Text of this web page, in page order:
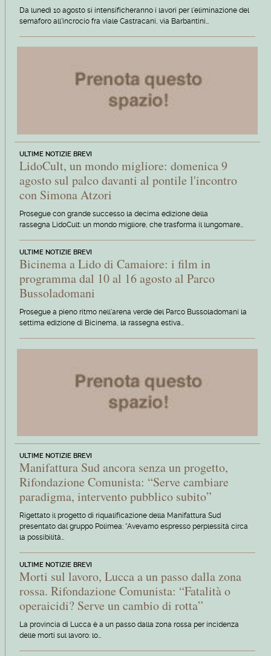
Da lunedì 10 agosto si intensificheranno i lavori per l'eliminazione del
semaforo all'incrocio fra viale Castracani, via Barbantini…
ULTIME NOTIZIE BREVI
LidoCult, un mondo migliore: domenica 9
agosto sul palco davanti al pontile l'incontro
con Simona Atzori
Prosegue con grande successo la decima edizione della
rassegna LidoCult: un mondo migliore, che trasforma il lungomare…
ULTIME NOTIZIE BREVI
Bicinema a Lido di Camaiore: i film in
programma dal 10 al 16 agosto al Parco
Bussoladomani
Prosegue a pieno ritmo nell'arena verde del Parco Bussoladomani la
settima edizione di Bicinema, la rassegna estiva…
ULTIME NOTIZIE BREVI
Manifattura Sud ancora senza un progetto,
Rifondazione Comunista: “Serve cambiare
paradigma, intervento pubblico subito”
Rigettato il progetto di riqualificazione della Manifattura Sud
presentato dal gruppo Polimea: “Avevamo espresso perplessità circa
la possibilità…
ULTIME NOTIZIE BREVI
Morti sul lavoro, Lucca a un passo dalla zona
rossa. Rifondazione Comunista: “Fatalità o
operaicidi? Serve un cambio di rotta”
La provincia di Lucca è a un passo dalla zona rossa per incidenza
delle morti sul lavoro: lo…